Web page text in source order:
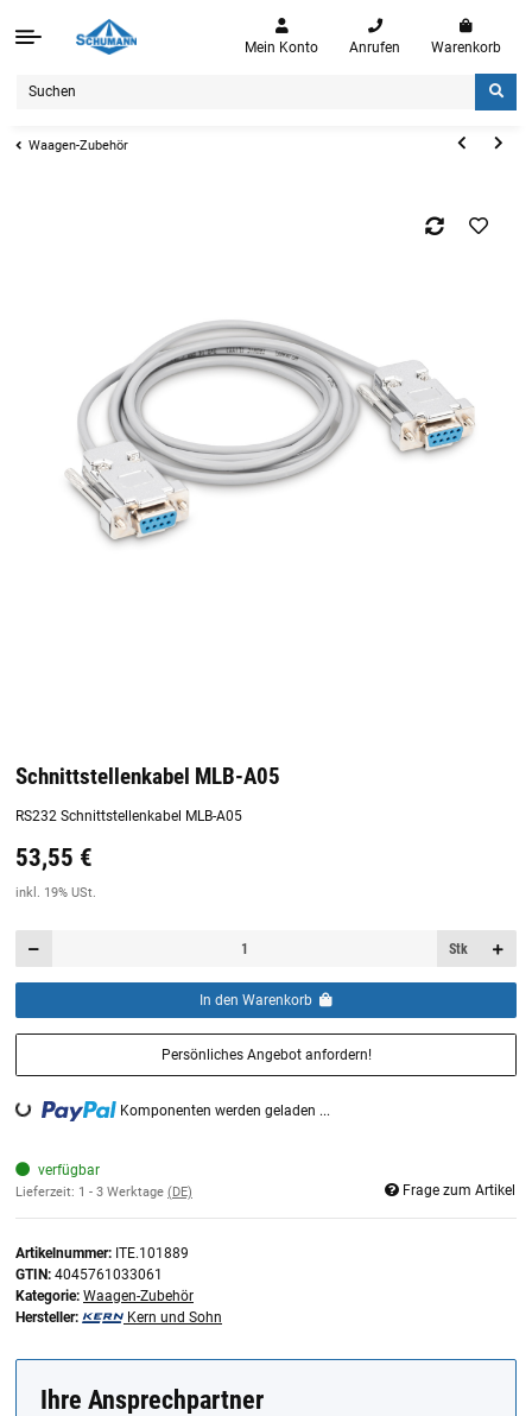
Mein Konto Anrufen Warenkorb
Waagen-Zubehör
Schnittstellenkabel MLB-A05
RS232 Schnittstellenkabel MLB-A05
Preis:19,44 €
53,55 €
inkl. 19% USt.
Stk
In den Warenkorb
Persönliches Angebot anfordern!
Loading... Komponenten werden geladen ...
verfügbar
Lieferzeit: 1 - 3 Werktage (DE) Frage zum Artikel
Artikelnummer: ITE.101889
GTIN: 4045761033061
Kategorie: Waagen-Zubehör
Hersteller:
Kern und Sohn
Ihre Ansprechpartner